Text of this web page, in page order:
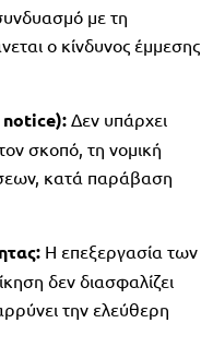
με τη
ο κίνδυνος έμμεσης
notice): Δεν υπάρχει
σκοπό, τη νομική
κατά παράβαση
Η επεξεργασία των
δεν διασφαλίζει
την ελεύθερη